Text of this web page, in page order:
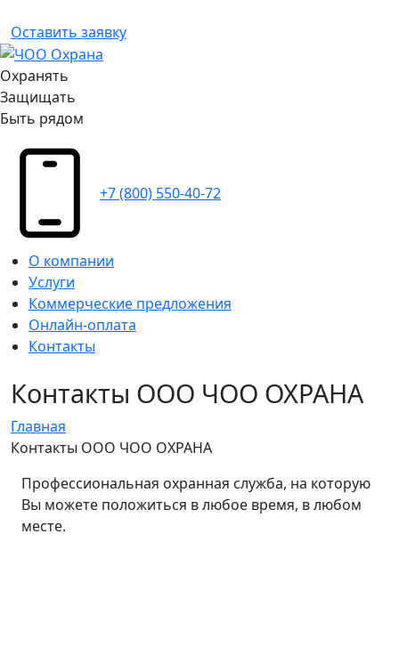
Оставить заявку
Охранять
Защищать
Быть рядом
+7 (800) 550-40-72
О компании
Услуги
Коммерческие предложения
Онлайн-оплата
Контакты
Контакты ООО ЧОО ОХРАНА
Главная
Контакты ООО ЧОО ОХРАНА
Профессиональная охранная служба, на которую
Вы можете положиться в любое время, в любом
месте.